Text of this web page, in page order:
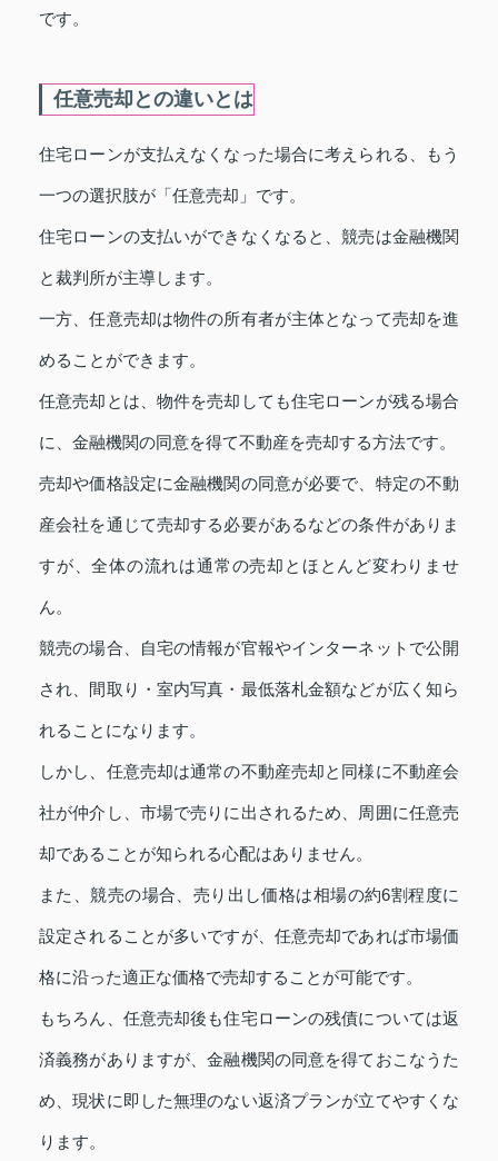
です。
任意売却との違いとは
住宅ローンが支払えなくなった場合に考えられる、もう
一つの選択肢が「任意売却」です。
住宅ローンの支払いができなくなると、競売は金融機関
と裁判所が主導します。
一方、任意売却は物件の所有者が主体となって売却を進
めることができます。
任意売却とは、物件を売却しても住宅ローンが残る場合
に、金融機関の同意を得て不動産を売却する方法です。
売却や価格設定に金融機関の同意が必要で、特定の不動
産会社を通じて売却する必要があるなどの条件がありま
すが、全体の流れは通常の売却とほとんど変わりませ
ん。
競売の場合、自宅の情報が官報やインターネットで公開
され、間取り・室内写真・最低落札金額などが広く知ら
れることになります。
しかし、任意売却は通常の不動産売却と同様に不動産会
社が仲介し、市場で売りに出されるため、周囲に任意売
却であることが知られる心配はありません。
また、競売の場合、売り出し価格は相場の約6割程度に
設定されることが多いですが、任意売却であれば市場価
格に沿った適正な価格で売却することが可能です。
もちろん、任意売却後も住宅ローンの残債については返
済義務がありますが、金融機関の同意を得ておこなうた
め、現状に即した無理のない返済プランが立てやすくな
ります。